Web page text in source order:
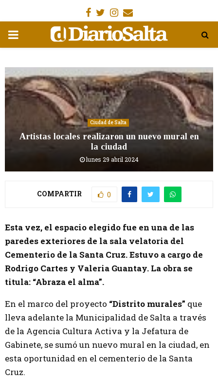
Facebook
Gorjeo
Instagram
Email
MENÚ
Ciudad de Salta
Artistas locales realizaron un nuevo mural en
la ciudad
lunes 29 abril 2024
COMPARTIR 0
Esta vez, el espacio elegido fue en una de las
paredes exteriores de la sala velatoria del
Cementerio de la Santa Cruz. Estuvo a cargo de
Rodrigo Cartes y Valeria Guantay. La obra se
titula: “Abraza el alma”.
En el marco del proyecto “Distrito murales” que
lleva adelante la Municipalidad de Salta a través
de la Agencia Cultura Activa y la Jefatura de
Gabinete, se sumó un nuevo mural en la ciudad, en
esta oportunidad en el cementerio de la Santa
Cruz.